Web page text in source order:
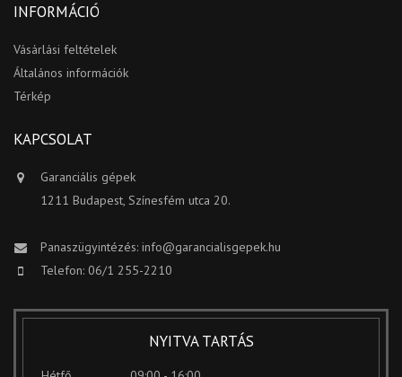
INFORMÁCIÓ
Vásárlási feltételek
Általános információk
Térkép
KAPCSOLAT
Garanciális gépek
1211 Budapest, Színesfém utca 20.
Panaszügyintézés: info@garancialisgepek.hu
Telefon: 06/1 255-2210
NYITVA TARTÁS